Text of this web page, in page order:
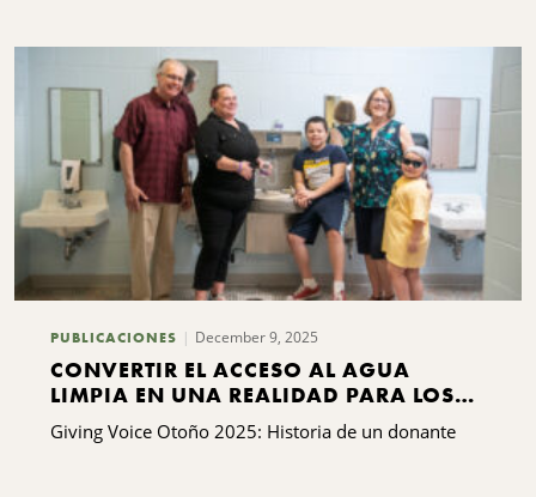
PUBLICACIONES December 9, 2025
CONVERTIR EL ACCESO AL AGUA
LIMPIA EN UNA REALIDAD PARA LOS
ESTUDIANTES DE SYRACUSE
Giving Voice Otoño 2025: Historia de un donante